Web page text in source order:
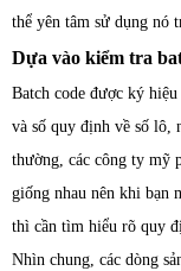
thể yên tâm sử dụng nó
Dựa vào kiểm tra
Batch code được ký
và số quy định về số lô,
thường, các công ty mỹ
giống nhau nên khi bạn
thì cần tìm hiểu rõ quy
Nhìn chung, các dòng